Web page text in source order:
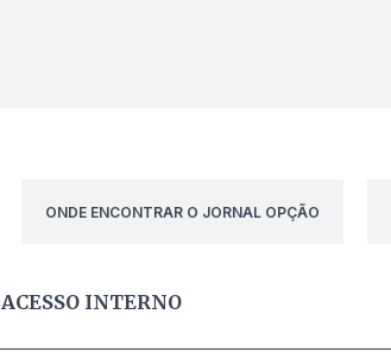
ONDE ENCONTRAR O JORNAL OPÇÃO
ACESSO INTERNO